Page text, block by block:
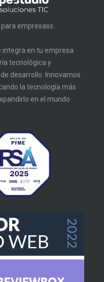
empresass.
integra en tu empresa
tecnológica y
desarrollo. Innovamos
la tecnología más
en el mundo